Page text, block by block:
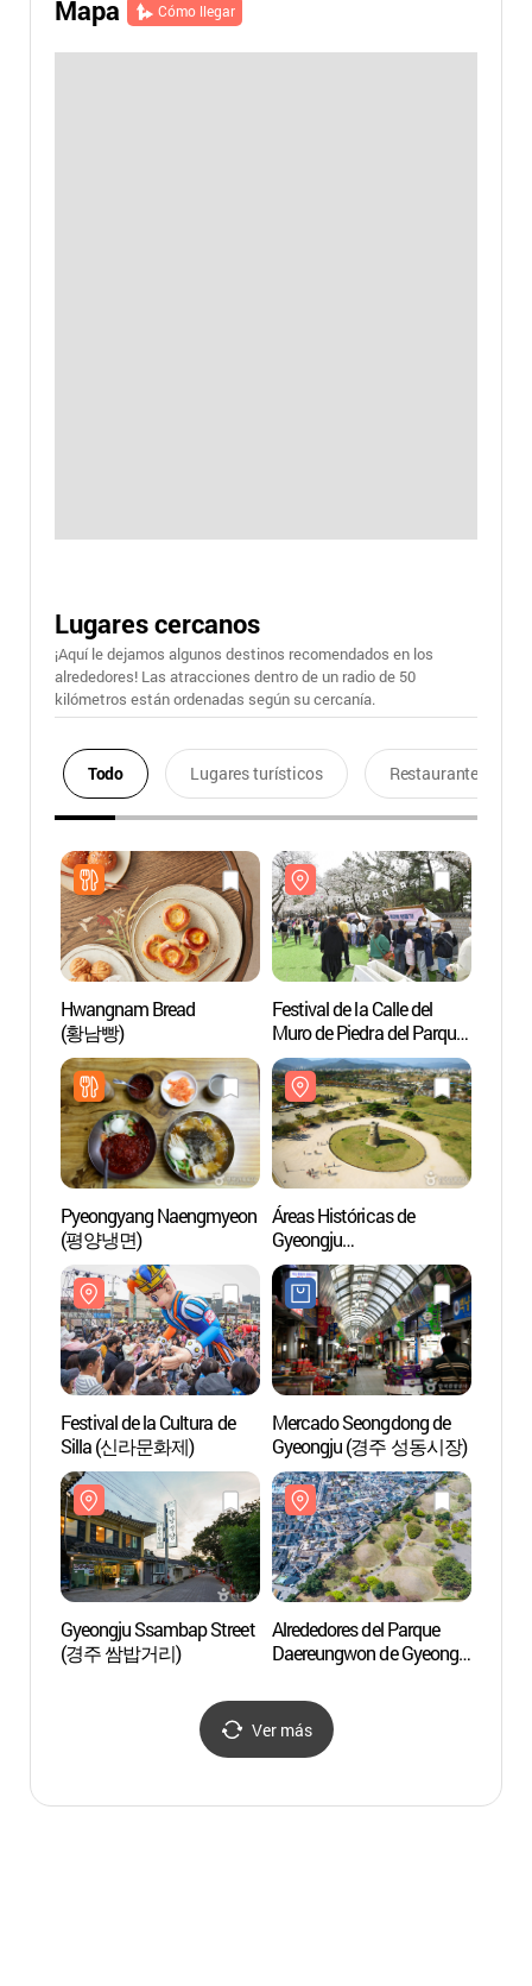
Mapa Cómo llegar
Lugares cercanos
¡Aquí le dejamos algunos destinos recomendados en los
alrededores! Las atracciones dentro de un radio de 50
kilómetros están ordenadas según su cercanía.
Todo Lugares turísticos Restaurantes
Hwangnam Bread
(황남빵)
Festival de la Calle del
Muro de Piedra del Parque
Daereungwon en Gyeongju
(경주 대릉원돌담길 축제)
Pyeongyang Naengmyeon
(평양냉면)
Áreas Históricas de
Gyeongju
(경주역사유적지구)
[Patrimonio Cultural de la
Humanidad de la Unesco]
Festival de la Cultura de
Silla (신라문화제)
Mercado Seongdong de
Gyeongju (경주 성동시장)
Gyeongju Ssambap Street
(경주 쌈밥거리)
Alrededores del Parque
Daereungwon de Gyeongju
Ver más